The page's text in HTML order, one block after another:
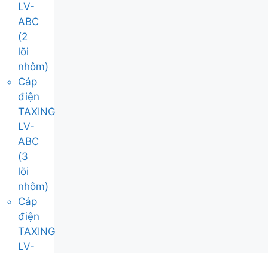
LV-
ABC
(2
lõi
nhôm)
Cáp
điện
TAXING
LV-
ABC
(3
lõi
nhôm)
Cáp
điện
TAXING
LV-